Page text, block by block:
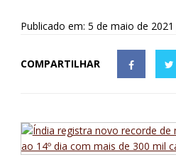
Publicado em: 5 de maio de 2021
COMPARTILHAR